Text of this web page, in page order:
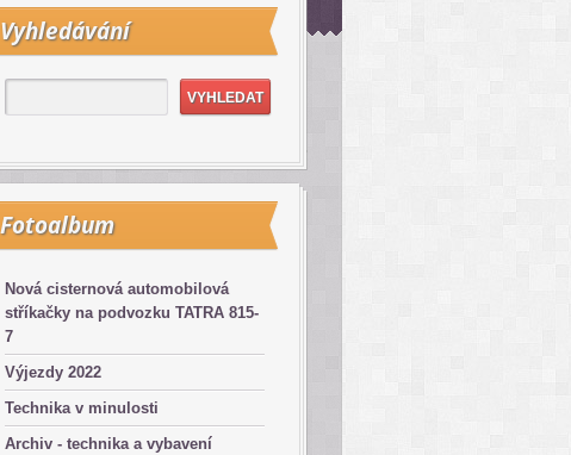
Vyhledávání
Fotoalbum
Nová cisternová automobilová
stříkačky na podvozku TATRA 815-
7
Výjezdy 2022
Technika v minulosti
Archiv - technika a vybavení